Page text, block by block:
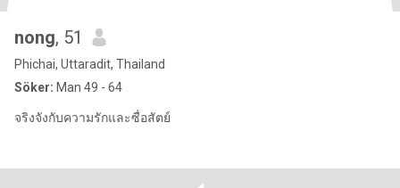
nong, 51
Phichai, Uttaradit, Thailand
Söker: Man 49 - 64
จริงจังกับความรักและซื่อสัตย์